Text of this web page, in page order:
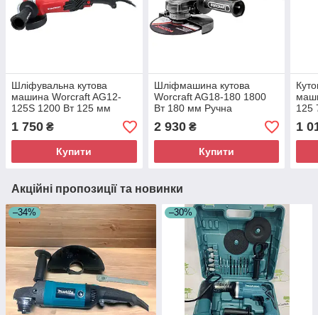
Шліфувальна кутова
машина Worcraft AG12-
125S 1200 Вт 125 мм
Потужна кутова болгарка
1 750 ₴
Купити
Шліфмашина кутова
Worcraft AG18-180 1800
Вт 180 мм Ручна
2 930₴
Купити
125
1
Акційні пропозиції та новинки
–34% –30%